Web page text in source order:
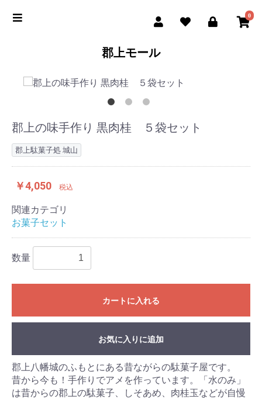
0
郡上モール
郡上の味手作り 黒肉桂 ５袋セット
郡上駄菓子処 城山
￥4,050 税込
関連カテゴリ
お菓子セット
数量
カートに入れる
お気に入りに追加
郡上八幡城のふもとにある昔ながらの駄菓子屋です。
昔から今も！手作りでアメを作っています。「水のみ」
は昔からの郡上の駄菓子、しそあめ、肉桂玉などが自慢